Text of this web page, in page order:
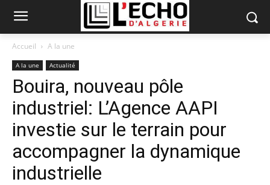
Accueil A la une
A la une Actualité
Bouira, nouveau pôle
industriel: L’Agence AAPI
investie sur le terrain pour
accompagner la dynamique
industrielle